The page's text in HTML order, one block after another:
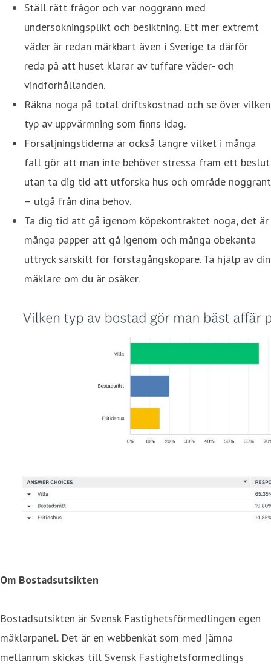
Ställ rätt frågor och var noggrann med
undersökningsplikt och besiktning. Ett mer extremt
väder är redan märkbart även i Sverige ta därför
reda på att huset klarar av tuffare väder- och
vindförhållanden.
Räkna noga på total driftskostnad och se över vilken
typ av uppvärmning som finns idag.
Försäljningstiderna är också längre vilket i många
fall gör att man inte behöver stressa fram ett beslut
utan ta dig tid att utforska hus och område noggrant
– utgå från dina behov.
Ta dig tid att gå igenom köpekontraktet noga, det är
många papper att gå igenom och många obekanta
uttryck särskilt för förstagångsköpare. Ta hjälp av din
mäklare om du är osäker.
Om Bostadsutsikten
Bostadsutsikten är Svensk Fastighetsförmedlingen egen
mäklarpanel. Det är en webbenkät som med jämna
mellanrum skickas till Svensk Fastighetsförmedlings